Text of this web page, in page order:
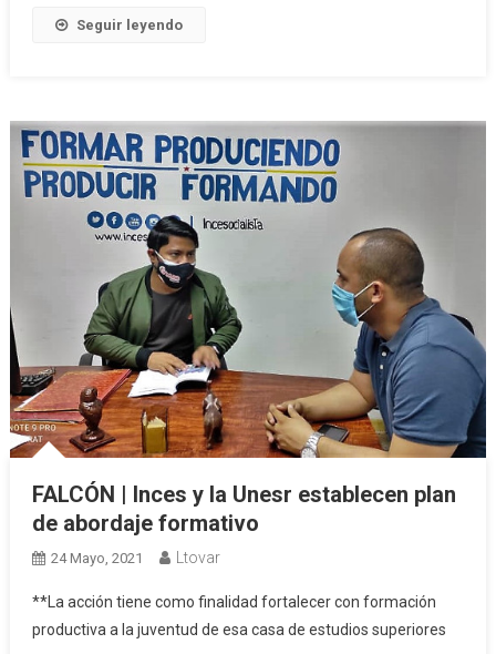
Seguir leyendo
FALCÓN | Inces y la Unesr establecen plan
de abordaje formativo
24 Mayo, 2021 Ltovar
**La acción tiene como finalidad fortalecer con formación
productiva a la juventud de esa casa de estudios superiores